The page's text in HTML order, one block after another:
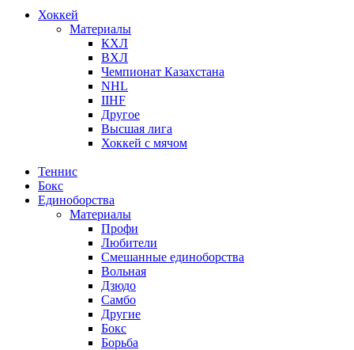
Хоккей
Материалы
КХЛ
ВХЛ
Чемпионат Казахстана
NHL
IIHF
Другое
Высшая лига
Хоккей с мячом
Теннис
Бокс
Единоборства
Материалы
Профи
Любители
Смешанные единоборства
Вольная
Дзюдо
Самбо
Другие
Бокс
Борьба